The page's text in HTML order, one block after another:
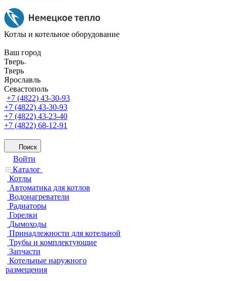
Котлы и котельное оборудование
Ваш город
Тверь
Тверь
Ярославль
Севастополь
+7 (4822) 43-30-93
+7 (4822) 43-30-93
+7 (4822) 43-23-40
+7 (4822) 68-12-91
Поиск
Войти
Каталог
Котлы
Автоматика для котлов
Водонагреватели
Радиаторы
Горелки
Дымоходы
Принадлежности для котельной
Трубы и комплектующие
Запчасти
Котельные наружного
размещения